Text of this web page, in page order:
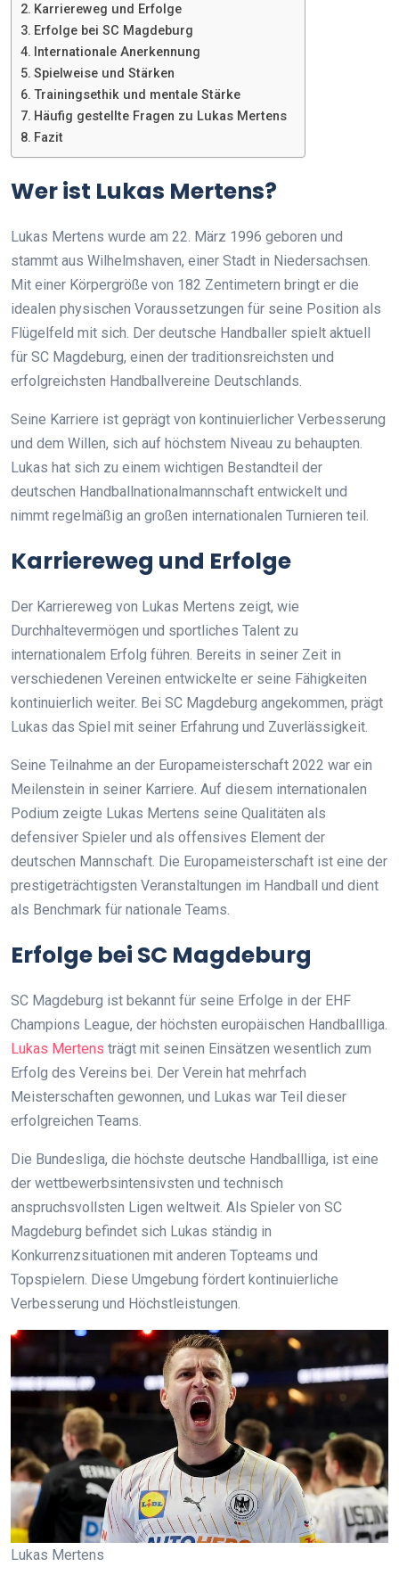
Karriereweg und Erfolge
Erfolge bei SC Magdeburg
Internationale Anerkennung
Spielweise und Stärken
Trainingsethik und mentale Stärke
Häufig gestellte Fragen zu Lukas Mertens
Fazit
Wer ist Lukas Mertens?
Lukas Mertens wurde am 22. März 1996 geboren und
stammt aus Wilhelmshaven, einer Stadt in Niedersachsen.
Mit einer Körpergröße von 182 Zentimetern bringt er die
idealen physischen Voraussetzungen für seine Position als
Flügelfeld mit sich. Der deutsche Handballer spielt aktuell
für SC Magdeburg, einen der traditionsreichsten und
erfolgreichsten Handballvereine Deutschlands.
Seine Karriere ist geprägt von kontinuierlicher Verbesserung
und dem Willen, sich auf höchstem Niveau zu behaupten.
Lukas hat sich zu einem wichtigen Bestandteil der
deutschen Handballnationalmannschaft entwickelt und
nimmt regelmäßig an großen internationalen Turnieren teil.
Karriereweg und Erfolge
Der Karriereweg von Lukas Mertens zeigt, wie
Durchhaltevermögen und sportliches Talent zu
internationalem Erfolg führen. Bereits in seiner Zeit in
verschiedenen Vereinen entwickelte er seine Fähigkeiten
kontinuierlich weiter. Bei SC Magdeburg angekommen, prägt
Lukas das Spiel mit seiner Erfahrung und Zuverlässigkeit.
Seine Teilnahme an der Europameisterschaft 2022 war ein
Meilenstein in seiner Karriere. Auf diesem internationalen
Podium zeigte Lukas Mertens seine Qualitäten als
defensiver Spieler und als offensives Element der
deutschen Mannschaft. Die Europameisterschaft ist eine der
prestigeträchtigsten Veranstaltungen im Handball und dient
als Benchmark für nationale Teams.
Erfolge bei SC Magdeburg
SC Magdeburg ist bekannt für seine Erfolge in der EHF
Champions League, der höchsten europäischen Handballliga.
Lukas Mertens trägt mit seinen Einsätzen wesentlich zum
Erfolg des Vereins bei. Der Verein hat mehrfach
Meisterschaften gewonnen, und Lukas war Teil dieser
erfolgreichen Teams.
Die Bundesliga, die höchste deutsche Handballliga, ist eine
der wettbewerbsintensivsten und technisch
anspruchsvollsten Ligen weltweit. Als Spieler von SC
Magdeburg befindet sich Lukas ständig in
Konkurrenzsituationen mit anderen Topteams und
Topspielern. Diese Umgebung fördert kontinuierliche
Verbesserung und Höchstleistungen.
Lukas Mertens